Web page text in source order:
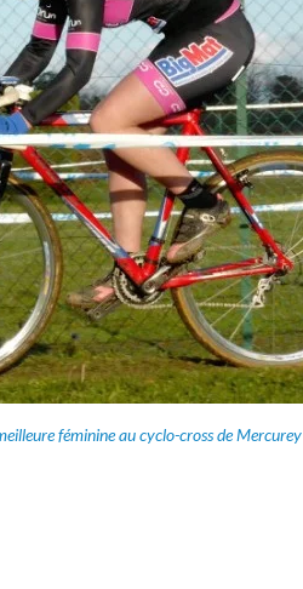
féminine au cyclo-cross de Mercurey